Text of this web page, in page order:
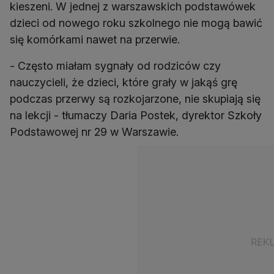
kieszeni. W jednej z warszawskich podstawówek
dzieci od nowego roku szkolnego nie mogą bawić
się komórkami nawet na przerwie.
- Często miałam sygnały od rodziców czy
nauczycieli, że dzieci, które grały w jakąś grę
podczas przerwy są rozkojarzone, nie skupiają się
na lekcji - tłumaczy Daria Postek, dyrektor Szkoły
Podstawowej nr 29 w Warszawie.